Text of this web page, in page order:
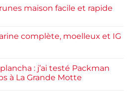
maison facile et rapide
complète, moelleux et IG
: j’ai testé Packman
à La Grande Motte